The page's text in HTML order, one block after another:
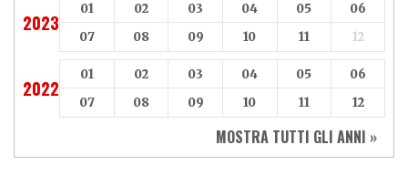
2023
01 02 03 04 05
06
07
08 09 10 11 12
2022
01 02 03 04 05
06
07
08 09 10 11 12
MOSTRA TUTTI GLI ANNI »